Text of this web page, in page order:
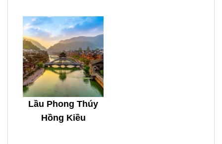
Lầu Phong Thúy
Hồng Kiều